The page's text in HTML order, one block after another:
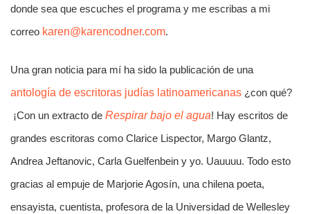
donde sea que escuches el programa y me escribas a mi
correo karen@karencodner.com.
Una gran noticia para mí ha sido la publicación de una
antología de escritoras judías latinoamericanas ¿con qué?
¡Con un extracto de Respirar bajo el agua! Hay escritos de
grandes escritoras como Clarice Lispector, Margo Glantz,
Andrea Jeftanovic, Carla Guelfenbein y yo. Uauuuu. Todo esto
gracias al empuje de Marjorie Agosín, una chilena poeta,
ensayista, cuentista, profesora de la Universidad de Wellesley